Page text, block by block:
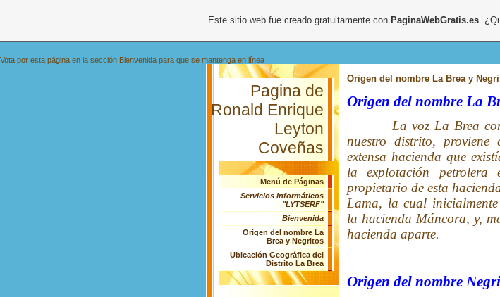
Vota por esta página en la sección Bienvenida para que se mantenga en línea
Pagina de
Ronald Enrique
Leyton
Coveñas
Menú de Páginas
Servicios Informáticos
"LYTSERF"
Bienvenida
Origen del nombre La
Brea y Negritos
Ubicación Geográfica del
Distrito La Brea
Origen del nombre La Brea y
Origen del nombre La
La voz La Brea
nuestro distrito,
extensa hacienda que
la explotación petrolera
propietario de esta
Lama, la cual
la hacienda Máncora, y,
hacienda aparte.
Origen del nombre
Este sitio web fue creado gratuitamente con PaginaWebGratis.es.